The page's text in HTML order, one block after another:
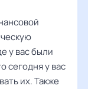
у вас были
сегодня у вас
их. Также